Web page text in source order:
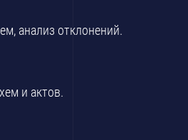
анализ отклонений.
и актов.